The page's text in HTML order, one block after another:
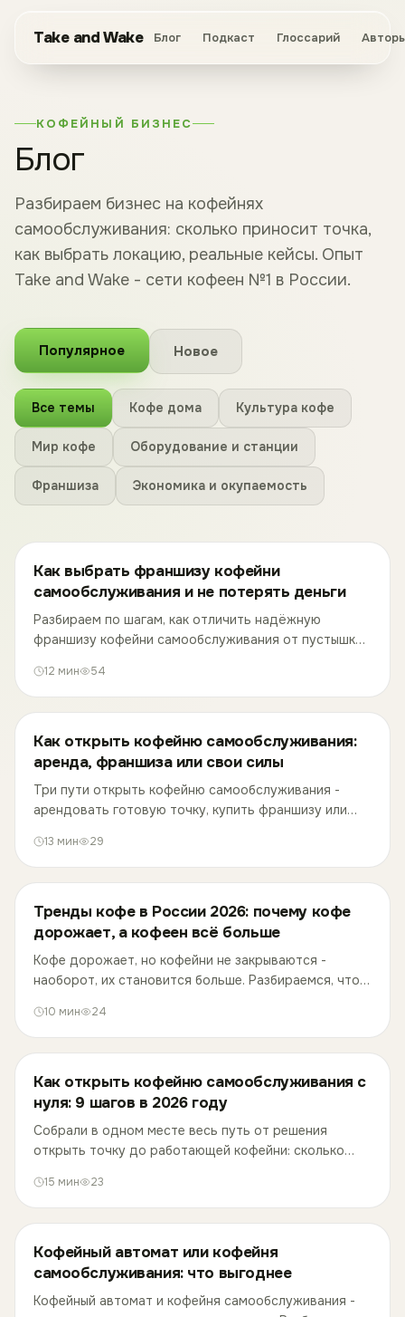
Take and Wake Блог Подкаст Глоссарий
КОФЕЙНЫЙ БИЗНЕС
Блог
Разбираем бизнес на кофейнях
самообслуживания: сколько приносит точка,
как выбрать локацию, реальные кейсы. Опыт
Take and Wake - сети кофеен №1 в России.
Популярное Новое
Все темы Кофе дома Культура кофе
Мир кофе Оборудование и станции
Франшиза Экономика и окупаемость
Как выбрать франшизу кофейни
самообслуживания и не потерять деньги
Разбираем по шагам, как отличить надёжную
франшизу кофейни самообслуживания от пустышки:
реестрам, что смотреть в договоре и сколько
реально стоит вход.
12 мин 54
Как открыть кофейню самообслуживания:
аренда, франшиза или свои силы
Три пути открыть кофейню самообслуживания -
арендовать готовую точку, купить франшизу или
риски на реальных цифрах.
13 мин 29
Тренды кофе в России 2026: почему кофе
дорожает, а кофеен всё больше
Кофе дорожает, но кофейни не закрываются -
наоборот, их становится больше. Разбираемся, что
цены, форматы и привычки.
10 мин 24
Как открыть кофейню самообслуживания с
нуля: 9 шагов в 2026 году
Собрали в одном месте весь путь от решения
открыть точку до работающей кофейни: сколько
попасть на нечестную франшизу.
15 мин 23
Кофейный автомат или кофейня
самообслуживания: что выгоднее
Кофейный автомат и кофейня самообслуживания -